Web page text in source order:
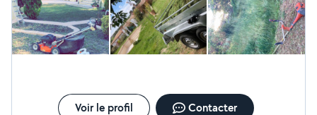
Voir le profil Contacter